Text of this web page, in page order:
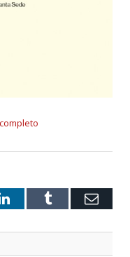
LinkedInTumblr